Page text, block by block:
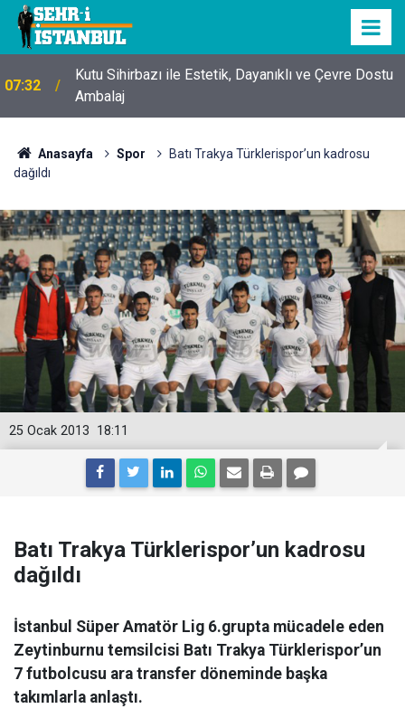
07:32
Kutu Sihirbazı ile Estetik, Dayanıklı ve Çevre Dostu
Ambalaj
Anasayfa Spor
Batı Trakya Türklerispor’un kadrosu
dağıldı
18:11
25 Ocak 2013
Batı Trakya Türklerispor’un kadrosu
dağıldı
İstanbul Süper Amatör Lig 6.grupta mücadele eden
Zeytinburnu temsilcisi Batı Trakya Türklerispor’un
7 futbolcusu ara transfer döneminde başka
takımlarla anlaştı.